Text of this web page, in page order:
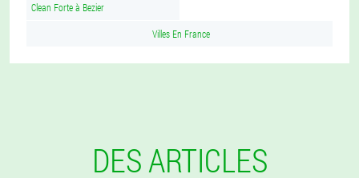
Clean Forte à Bezier
Villes En France
DES ARTICLES